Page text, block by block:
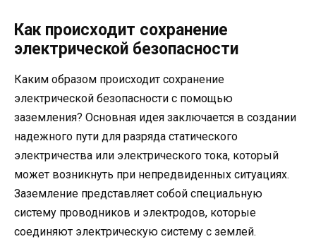
Как происходит сохранение
электрической безопасности
Каким образом происходит сохранение
электрической безопасности с помощью
заземления? Основная идея заключается в создании
надежного пути для разряда статического
электричества или электрического тока, который
может возникнуть при непредвиденных ситуациях.
Заземление представляет собой специальную
систему проводников и электродов, которые
соединяют электрическую систему с землей.